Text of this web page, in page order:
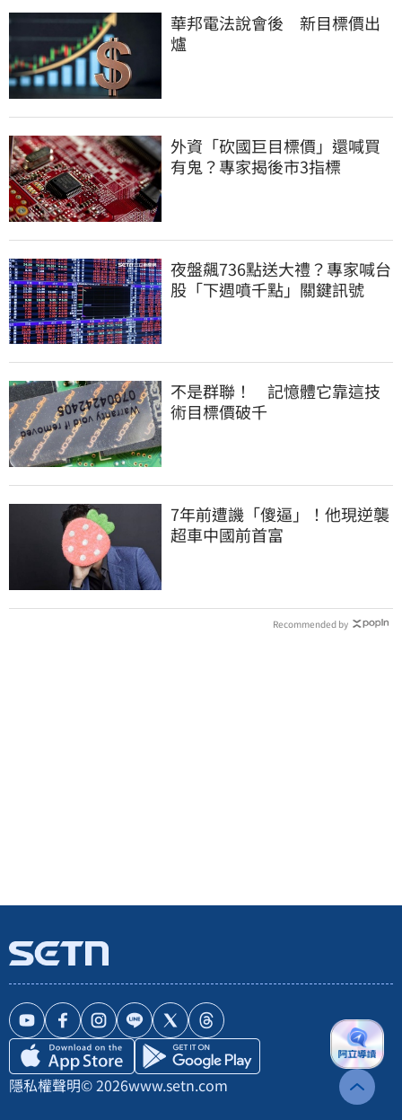
華邦電法說會後 新目標價出
爐
外資「砍國巨目標價」還喊買
有鬼？專家揭後市3指標
夜盤飆736點送大禮？專家喊台
股「下週噴千點」關鍵訊號
不是群聯！ 記憶體它靠這技
術目標價破千
7年前遭譏「傻逼」！他現逆襲
超車中國前首富
Recommended by
隱私權聲明© 2026www.setn.com